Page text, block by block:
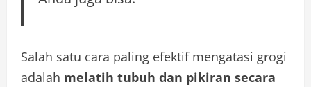
Salah satu cara paling efektif mengatasi grogi
adalah melatih tubuh dan pikiran secara